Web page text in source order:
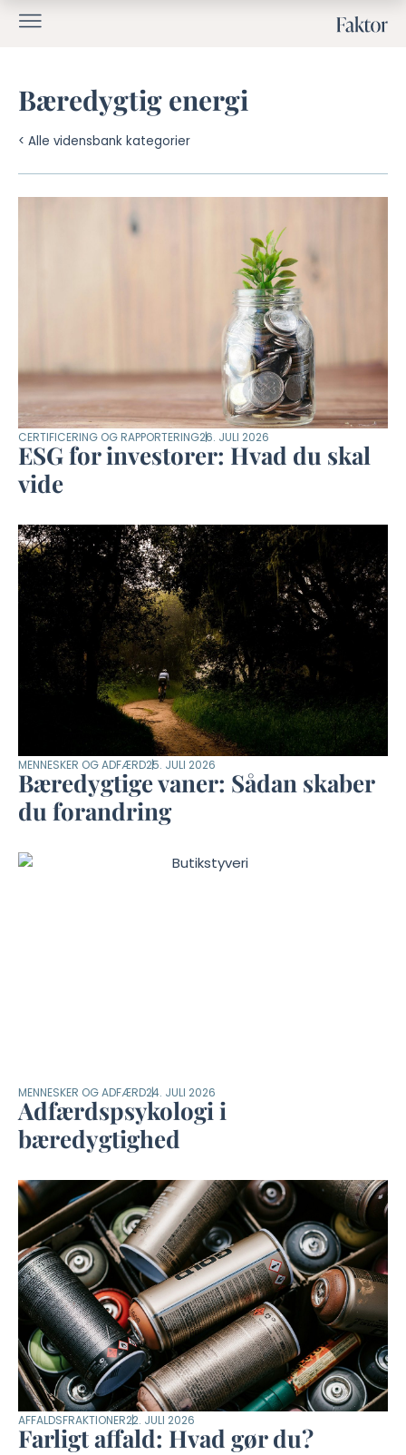
Bæredygtig energi
< Alle vidensbank kategorier
CERTIFICERING OG RAPPORTERING26. JULI 2026
ESG for investorer: Hvad du skal
vide
MENNESKER OG ADFÆRD25. JULI 2026
Bæredygtige vaner: Sådan skaber
du forandring
MENNESKER OG ADFÆRD24. JULI 2026
Adfærdspsykologi i
bæredygtighed
AFFALDSFRAKTIONER22. JULI 2026
Farligt affald: Hvad gør du?